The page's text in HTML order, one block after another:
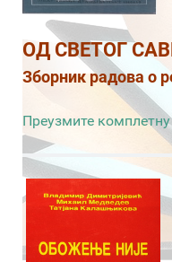
ОД СВЕТОГ
Зборник радова о
Преузмите